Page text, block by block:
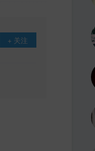
+ 关注